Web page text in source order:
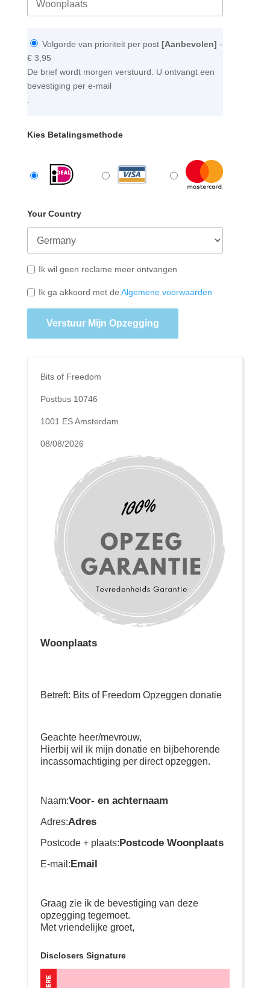
Volgorde van prioriteit per post [Aanbevolen] -
€ 3,95
De brief wordt morgen verstuurd. U ontvangt een
bevestiging per e-mail
.
Kies Betalingsmethode
Your Country
Ik wil geen reclame meer ontvangen
Ik ga akkoord met de Algemene voorwaarden
Verstuur Mijn Opzegging
Bits of Freedom
Postbus 10746
1001 ES Amsterdam
08/08/2026
Woonplaats
Betreft: Bits of Freedom Opzeggen donatie
Geachte heer/mevrouw,
Hierbij wil ik mijn donatie en bijbehorende
incassomachtiging per direct opzeggen.
Naam:Voor- en achternaam
Adres:Adres
Postcode + plaats:Postcode Woonplaats
E-mail:Email
Graag zie ik de bevestiging van deze
opzegging tegemoet.
Met vriendelijke groet,
Disclosers Signature